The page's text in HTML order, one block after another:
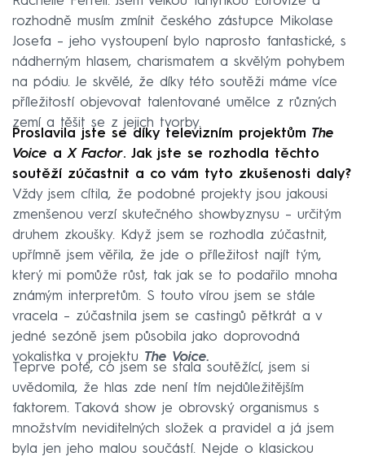
rozhodně musím zmínit českého zástupce Mikolase
Josefa – jeho vystoupení bylo naprosto fantastické, s
nádherným hlasem, charismatem a skvělým pohybem
na pódiu. Je skvělé, že díky této soutěži máme více
příležitostí objevovat talentované umělce z různých
zemí a těšit se z jejich tvorby.
Proslavila jste se díky televizním projektům The
Voice aX Factor. Jak jste se rozhodla těchto
soutěží zúčastnit a co vám tyto zkušenosti daly?
Vždy jsem cítila, že podobné projekty jsou jakousi
zmenšenou verzí skutečného showbyznysu – určitým
druhem zkoušky. Když jsem se rozhodla zúčastnit,
upřímně jsem věřila, že jde o příležitost najít tým,
který mi pomůže růst, tak jak se to podařilo mnoha
známým interpretům. S touto vírou jsem se stále
vracela – zúčastnila jsem se castingů pětkrát a v
jedné sezóně jsem působila jako doprovodná
vokalistka v projektu The Voice.
Teprve poté, co jsem se stala soutěžící, jsem si
uvědomila, že hlas zde není tím nejdůležitějším
faktorem. Taková show je obrovský organismus s
množstvím neviditelných složek a pravidel a já jsem
byla jen jeho malou součástí. Nejde o klasickou